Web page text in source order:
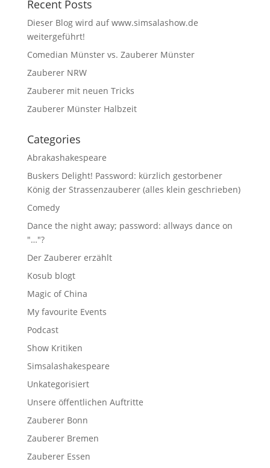
Recent Posts
Dieser Blog wird auf www.simsalashow.de
weitergeführt!
Comedian Münster vs. Zauberer Münster
Zauberer NRW
Zauberer mit neuen Tricks
Zauberer Münster Halbzeit
Categories
Abrakashakespeare
Buskers Delight! Password: kürzlich gestorbener
König der Strassenzauberer (alles klein geschrieben)
Comedy
Dance the night away; password: allways dance on
"…"?
Der Zauberer erzählt
Kosub blogt
Magic of China
My favourite Events
Podcast
Show Kritiken
Simsalashakespeare
Unkategorisiert
Unsere öffentlichen Auftritte
Zauberer Bonn
Zauberer Bremen
Zauberer Essen